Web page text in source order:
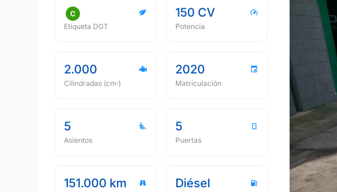
Etiqueta DGT
150 CV
Potencia
2.000
Cilindradas (cmᵌ)
2020
Matriculación
5
Asientos
5
Puertas
151.000 km Diésel